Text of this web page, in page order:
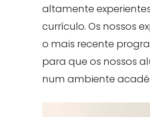
altamente
currículo. Os nossos
o mais recente
para que os nossos
num ambiente